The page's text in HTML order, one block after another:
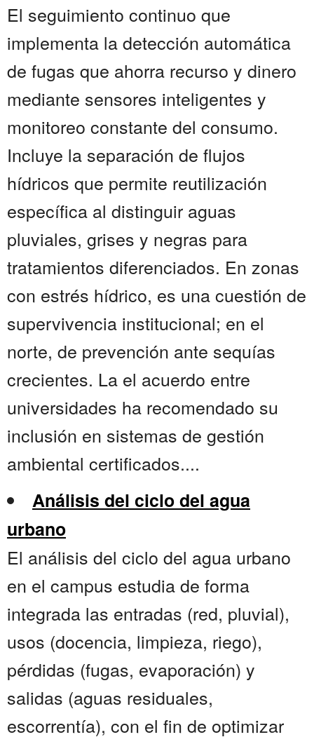
El seguimiento continuo que
implementa la detección automática
de fugas que ahorra recurso y dinero
mediante sensores inteligentes y
monitoreo constante del consumo.
Incluye la separación de flujos
hídricos que permite reutilización
específica al distinguir aguas
pluviales, grises y negras para
tratamientos diferenciados. En zonas
con estrés hídrico, es una cuestión de
supervivencia institucional; en el
norte, de prevención ante sequías
crecientes. La el acuerdo entre
universidades ha recomendado su
inclusión en sistemas de gestión
ambiental certificados....
Análisis del ciclo del agua
urbano
El análisis del ciclo del agua urbano
en el campus estudia de forma
integrada las entradas (red, pluvial),
usos (docencia, limpieza, riego),
pérdidas (fugas, evaporación) y
salidas (aguas residuales,
escorrentía), con el fin de optimizar